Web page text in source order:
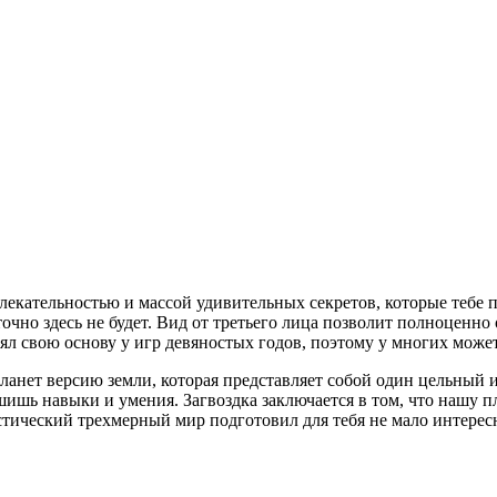
и массой удивительных секретов, которые
здесь не будет. Вид от третьего лица позволит
свою основу у игр девяностых годов, поэтому у многих
версию земли, которая представляет собой один
навыки и умения. Загвоздка заключается в том, что нашу
трехмерный мир подготовил для тебя не мало